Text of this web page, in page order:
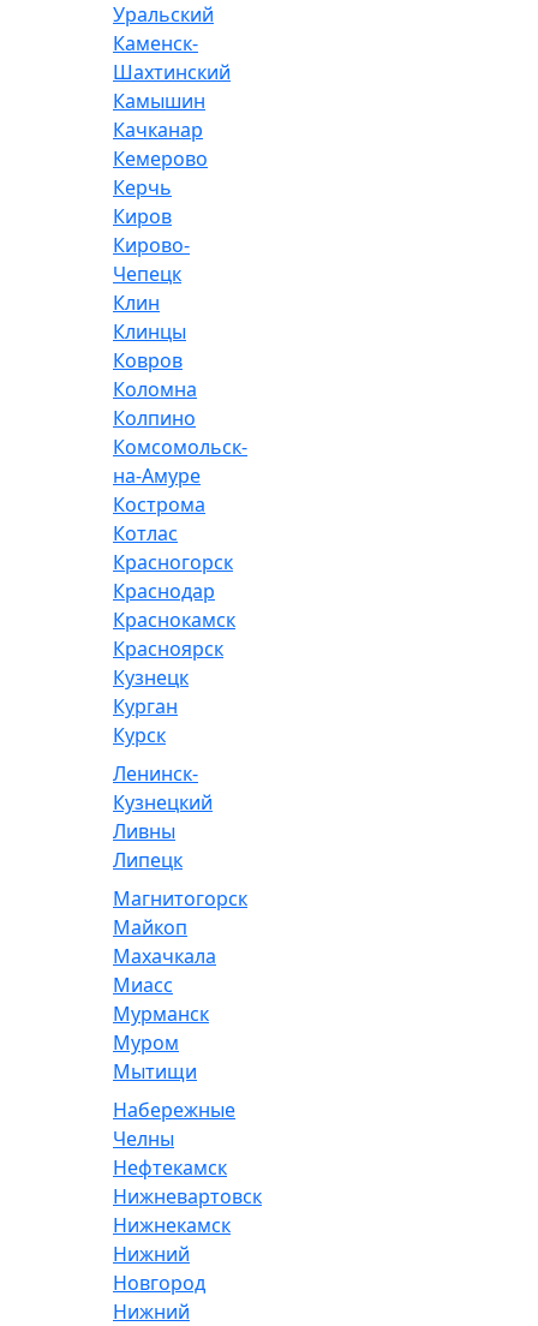
Уральский
Каменск-
Шахтинский
Камышин
Качканар
Кемерово
Керчь
Киров
Кирово-
Чепецк
Клин
Клинцы
Ковров
Коломна
Колпино
Комсомольск-
на-Амуре
Кострома
Котлас
Красногорск
Краснодар
Краснокамск
Красноярск
Кузнецк
Курган
Курск
Ленинск-
Кузнецкий
Ливны
Липецк
Магнитогорск
Майкоп
Махачкала
Миасс
Мурманск
Муром
Мытищи
Набережные
Челны
Нефтекамск
Нижневартовск
Нижнекамск
Нижний
Новгород
Нижний